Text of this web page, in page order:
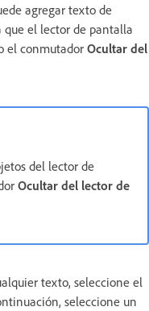
agregar texto de
que el lector de pantalla
el conmutador Ocultar del
del lector de
Ocultar del lector de
texto, seleccione el
seleccione un